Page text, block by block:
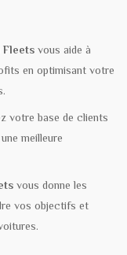
Fleetsvous aide à
en optimisant votre
votre base de clients
meilleure
vous donne les
vos objectifs et